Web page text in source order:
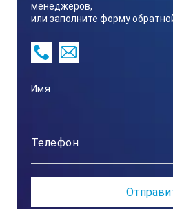
Форма образца
Описание
менеджеров,
или заполните форму